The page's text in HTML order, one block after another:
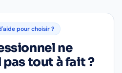
pour choisir ?
ne
tout à fait ?